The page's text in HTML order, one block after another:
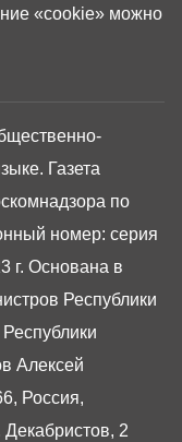
Газета
по
номер: серия
г. Основана в
Республики
Алексей
Россия,
Декабристов, 2
«cookie» можно